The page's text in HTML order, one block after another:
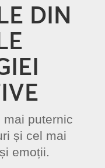
DIN
puternic
și cel mai
emoții.